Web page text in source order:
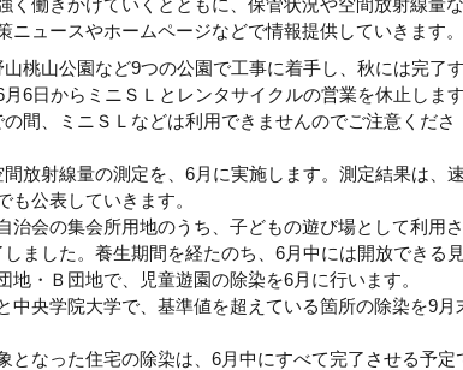
く働きかけていくとともに、保管状況や空間放射線量
ュースやホームページなどで情報提供していきます。
桃山公園など9つの公園で工事に着手し、秋には完了
6日からミニＳＬとレンタサイクルの営業を休止します
間、ミニＳＬなどは利用できませんのでご注意くださ
放射線量の測定を、6月に実施します。測定結果は、
公表していきます。
治会の集会所用地のうち、子どもの遊び場として利用
ました。養生期間を経たのち、6月中には開放できる
・Ｂ団地で、児童遊園の除染を6月に行います。
央学院大学で、基準値を超えている箇所の除染を9月
となった住宅の除染は、6月中にすべて完了させる予定